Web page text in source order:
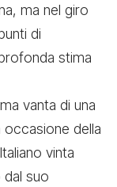
ma nel giro
di
stima
vanta di una
occasione della
vinta
dal suo